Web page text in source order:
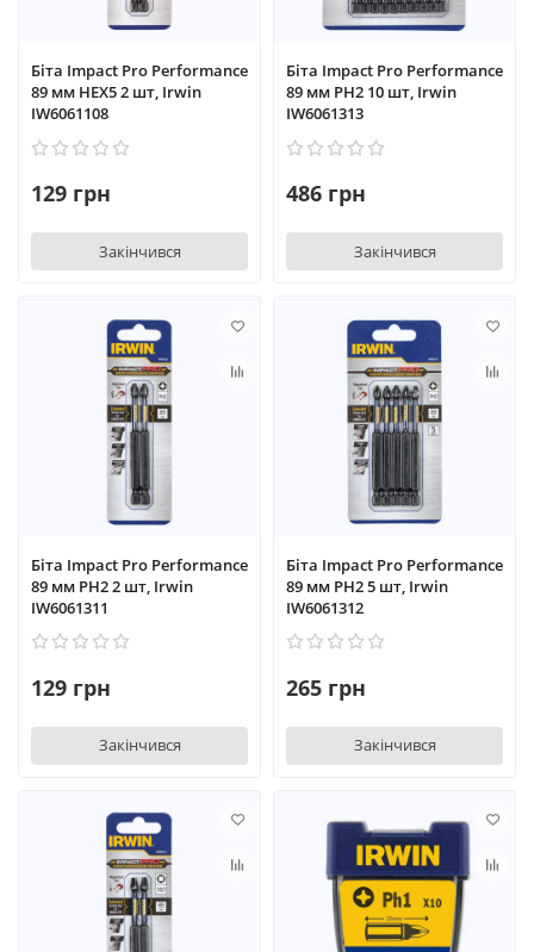
Біта Impact Pro Performance
89 мм HEX5 2 шт, Irwin
IW6061108
129 грн
Закінчився
Біта Impact Pro Performance
89 мм PH2 10 шт, Irwin
IW6061313
486 грн
Закінчився
Біта Impact Pro Performance
89 мм PH2 2 шт, Irwin
IW6061311
129 грн
Закінчився
Біта Impact Pro Performance
89 мм PH2 5 шт, Irwin
IW6061312
265 грн
Закінчився